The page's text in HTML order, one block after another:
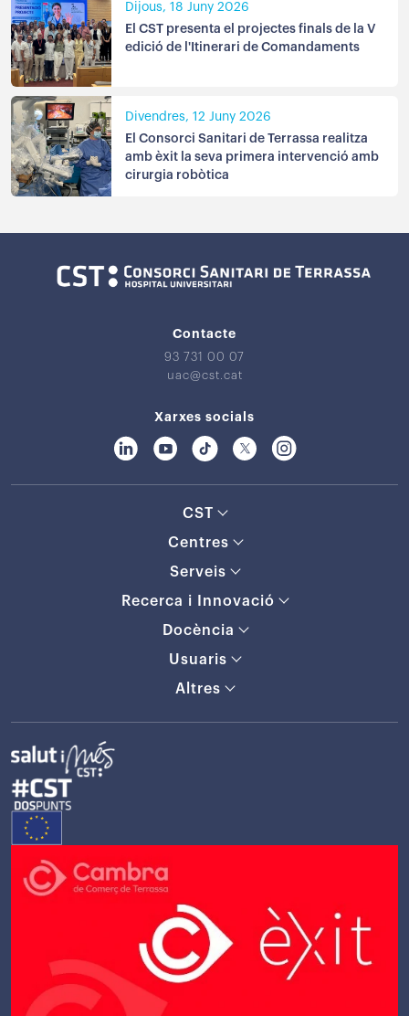
Dijous, 18 Juny 2026
El CST presenta el projectes finals de la V
edició de l'Itinerari de Comandaments
Divendres, 12 Juny 2026
El Consorci Sanitari de Terrassa realitza
amb èxit la seva primera intervenció amb
cirurgia robòtica
Contacte
93 731 00 07
uac@cst.cat
Xarxes socials
CST
Centres
Serveis
Recerca i Innovació
Docència
Usuaris
Altres